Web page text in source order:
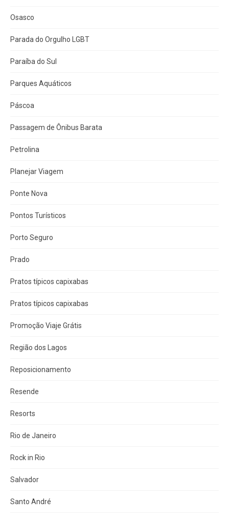
Osasco
Parada do Orgulho LGBT
Paraíba do Sul
Parques Aquáticos
Páscoa
Passagem de Ônibus Barata
Petrolina
Planejar Viagem
Ponte Nova
Pontos Turísticos
Porto Seguro
Prado
Pratos típicos capixabas
Pratos típicos capixabas
Promoção Viaje Grátis
Região dos Lagos
Reposicionamento
Resende
Resorts
Rio de Janeiro
Rock in Rio
Salvador
Santo André